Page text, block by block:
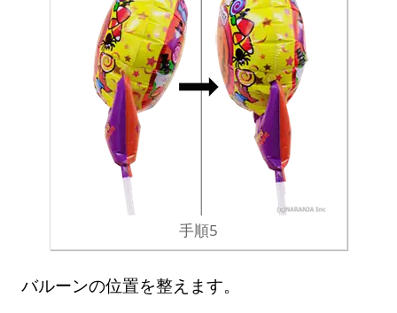
手順5
バルーンの位置を整えます。